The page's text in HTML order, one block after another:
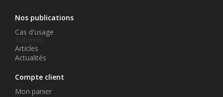
Nos publications
Cas d'usage
Tutoriels
Articles
Actualités
Compte client
Mon panier